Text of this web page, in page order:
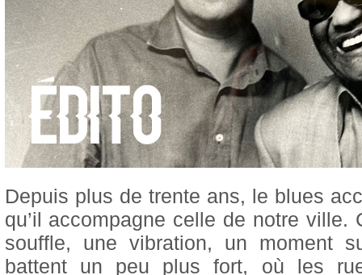
Depuis plus de trente ans, le blues
qu’il accompagne celle de notre ville.
souffle, une vibration, un moment
battent un peu plus fort, où les